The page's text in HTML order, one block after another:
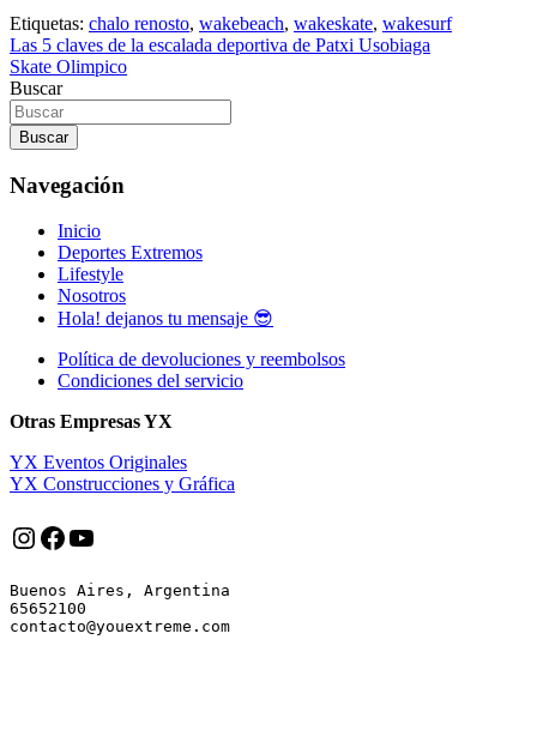
Etiquetas: chalo renosto, wakebeach, wakeskate, wakesurf
Navegación
de
entradas
Las 5 claves de la escalada deportiva de Patxi Usobiaga
Skate Olimpico
Buscar
Buscar
Navegación
Inicio
Deportes Extremos
Lifestyle
Nosotros
Hola! dejanos tu mensaje 😎
Política de devoluciones y reembolsos
Condiciones del servicio
Otras Empresas YX
YX Eventos Originales
YX Construcciones y Gráfica
Instagram
Facebook
YouTube
Buenos Aires, Argentina
65652100